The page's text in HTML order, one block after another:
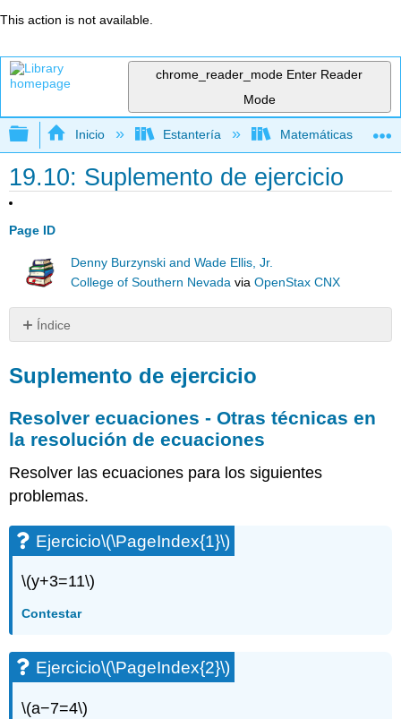
This action is not available.
chrome_reader_mode Enter Reader
Mode
Expandir/contraer jerarquía global
Inicio Estantería Matemáticas
19.10: Suplemento de ejercicio
Page ID
Denny Burzynski and Wade Ellis, Jr.
College of Southern Nevada viaOpenStax CNX
Índice
ejercicio
ecuaciones
-
Otras
técnicas
en
resolución
de
ecuaciones
(\PageIndex{2}\)
Ejercicio\
Suplemento de ejercicio
Resolver ecuaciones - Otras técnicas en
la resolución de ecuaciones
Resolver las ecuaciones para los siguientes
problemas.
Ejercicio\(\PageIndex{1}\)
\(y+3=11\)
Contestar
Ejercicio\(\PageIndex{2}\)
\(a−7=4\)